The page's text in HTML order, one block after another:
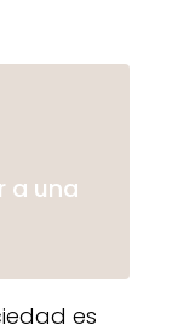
a una
es